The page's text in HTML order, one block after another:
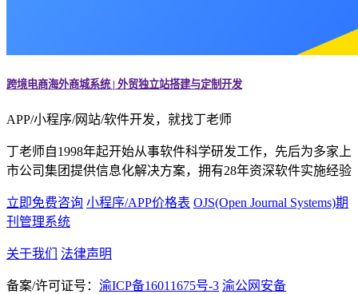
跨境电商海外商城系统 | 外贸独立站搭建与定制开发
APP/小程序/网站/软件开发，就找丁老师
丁老师自1998年起开始从事软件科学研发工作，先后为多家上
市公司集团提供信息化解决方案，拥有28年资深软件实施经验
立即免费咨询 小程序/APP价格表 OJS(Open Journal Systems)期
刊管理系统
关于我们 法律声明
备案/许可证号： 渝ICP备16011675号-3 渝公网安备